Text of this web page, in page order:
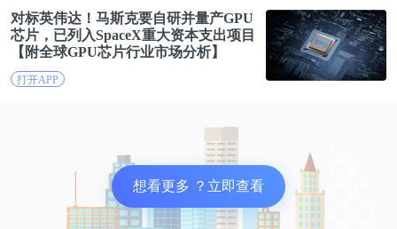
循环。而头部企业和早期赛道玩家已抢占发展先机，
并逐步摸索出较为前沿的产品模式，成熟的商业模式
和良好的口碑甚至使其有机会推动行业标准的建立与
吸引资本关注，使其有充足的资金强化教研能力和教
学体系的服务外化能力。
①班型与模式之争
对标英伟达！马斯克要自研并量产GPU
芯片，已列入SpaceX重大资本支出项目
【附全球GPU芯片行业市场分析】
打开APP
想看更多 ？立即查看